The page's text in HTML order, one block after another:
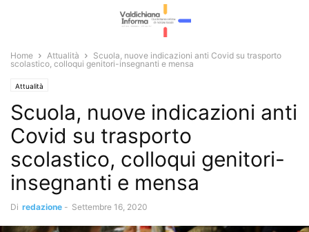
Home Attualità
Scuola, nuove indicazioni anti Covid su trasporto
scolastico, colloqui genitori-insegnanti e mensa
Attualità
Scuola, nuove indicazioni anti
Covid su trasporto
scolastico, colloqui genitori-
insegnanti e mensa
Di redazione - Settembre 16, 2020